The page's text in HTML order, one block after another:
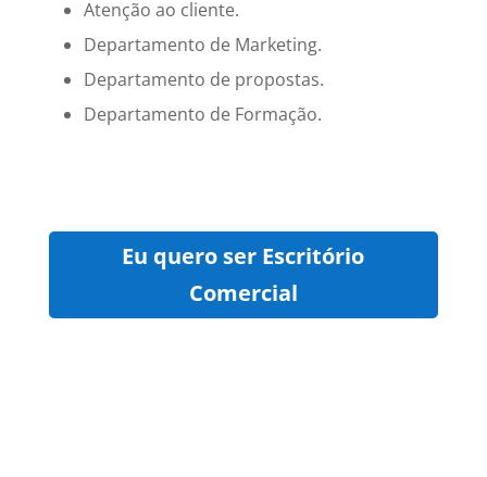
Atenção ao cliente.
Departamento de Marketing.
Departamento de propostas.
Departamento de Formação.
Eu quero ser Escritório
Comercial